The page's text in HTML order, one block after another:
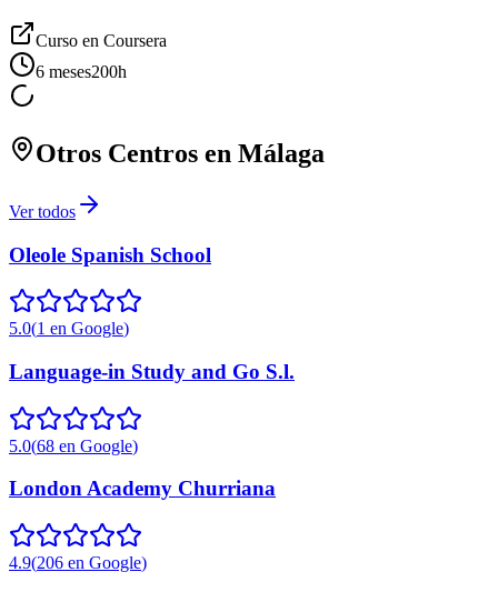
Curso en Coursera
6 meses200h
Otros Centros en Málaga
Ver todos
Oleole Spanish School
5.0(1 en Google)
Language-in Study and Go S.l.
5.0(68 en Google)
London Academy Churriana
4.9(206 en Google)